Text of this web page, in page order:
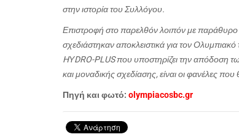
στην ιστορία του Συλλόγου.
Επιστροφή στο παρελθόν λοιπόν με
σχεδιάστηκαν αποκλειστικά για τον
HΥDRO-PLUS που υποστηρίζει την απόδοση
και μοναδικής σχεδίασης, είναι οι φανέλες
Πηγή και φωτό: olympiacosbc.gr